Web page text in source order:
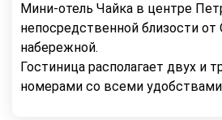
Мини-отель Чайка в центре
непосредственной близости
набережной.
Гостиница располагает двух и
номерами со всеми